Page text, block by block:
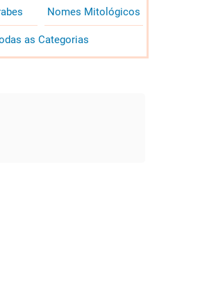
Nomes Mitológicos
as Categorias